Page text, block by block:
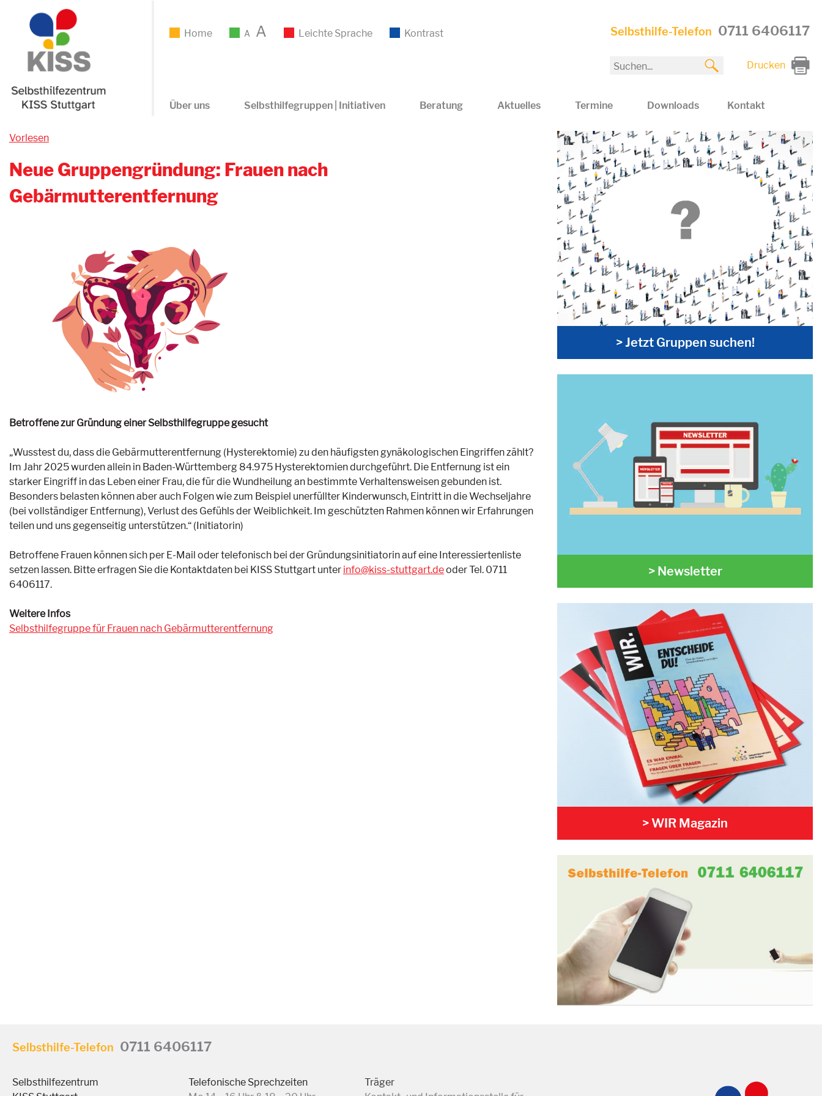
Home A A Leichte Sprache Kontrast Selbsthilfe-Telefon 0711 6406117
Drucken
Über uns Selbsthilfegruppen | Initiativen Beratung Aktuelles Termine Downloads Kontakt
Vorlesen
Neue Gruppengründung: Frauen nach
Gebärmutterentfernung
Betroffene zur Gründung einer Selbsthilfegruppe gesucht
„Wusstest du, dass die Gebärmutterentfernung (Hysterektomie) zu den häufigsten gynäkologischen Eingriffen zählt?
Im Jahr 2025 wurden allein in Baden-Württemberg 84.975 Hysterektomien durchgeführt. Die Entfernung ist ein
starker Eingriff in das Leben einer Frau, die für die Wundheilung an bestimmte Verhaltensweisen gebunden ist.
Besonders belasten können aber auch Folgen wie zum Beispiel unerfüllter Kinderwunsch, Eintritt in die Wechseljahre
(bei vollständiger Entfernung), Verlust des Gefühls der Weiblichkeit. Im geschützten Rahmen können wir Erfahrungen
teilen und uns gegenseitig unterstützen.“ (Initiatorin)
Betroffene Frauen können sich per E-Mail oder telefonisch bei der Gründungsinitiatorin auf eine Interessiertenliste
setzen lassen. Bitte erfragen Sie die Kontaktdaten bei KISS Stuttgart unter info@kiss-stuttgart.deoder Tel. 0711
6406117.
Weitere Infos
Selbsthilfegruppe für Frauen nach Gebärmutterentfernung
> Jetzt Gruppen suchen!
> Newsletter
> WIR Magazin
Selbsthilfe-Telefon 0711 6406117
Selbsthilfezentrum
Telefonische Sprechzeiten
Träger